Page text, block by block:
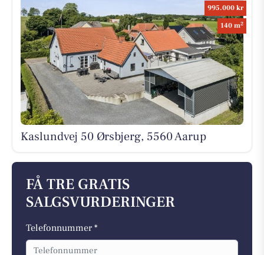
995.000 kr
140 m2
Kaslundvej 50 Ørsbjerg, 5560 Aarup
FÅ TRE GRATIS
SALGSVURDERINGER
Telefonnummer *